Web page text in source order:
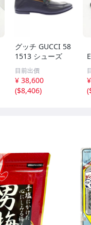
グッチ GUCCI 58
1513 シューズ
目前出價
¥ 38,600
($8,406)
(